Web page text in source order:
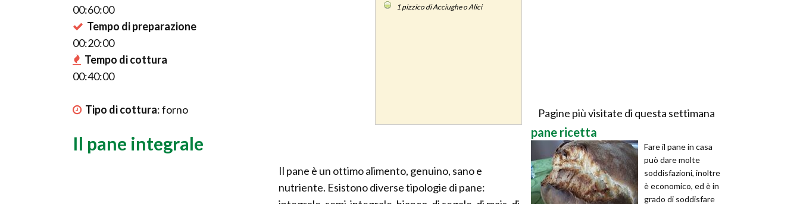
00:60:00
Tempo di preparazione
00:20:00
Tempo di cottura
00:40:00
Tipo di cottura:forno
1pizzico di Acciughe o Alici
Il pane integrale
Il pane è un ottimo alimento, genuino, sano e
nutriente. Esistono diverse tipologie di pane:
Pagine più visitate di questa settimana
pane ricetta
Fare il pane in casa
può dare molte
soddisfazioni, inoltre
è economico, ed è in
grado di soddisfare